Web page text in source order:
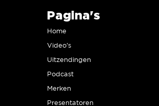
Pagina's
Home
Video’s
Uitzendingen
Podcast
Merken
Presentatoren